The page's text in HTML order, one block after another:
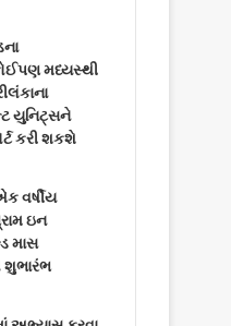
મધ્યસ્થી
યુનિટ્સને
કરી શકશે
વર્ષીય
ઇન
માસ
શુભારંભ